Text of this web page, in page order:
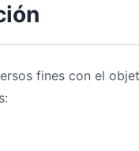
fines con el